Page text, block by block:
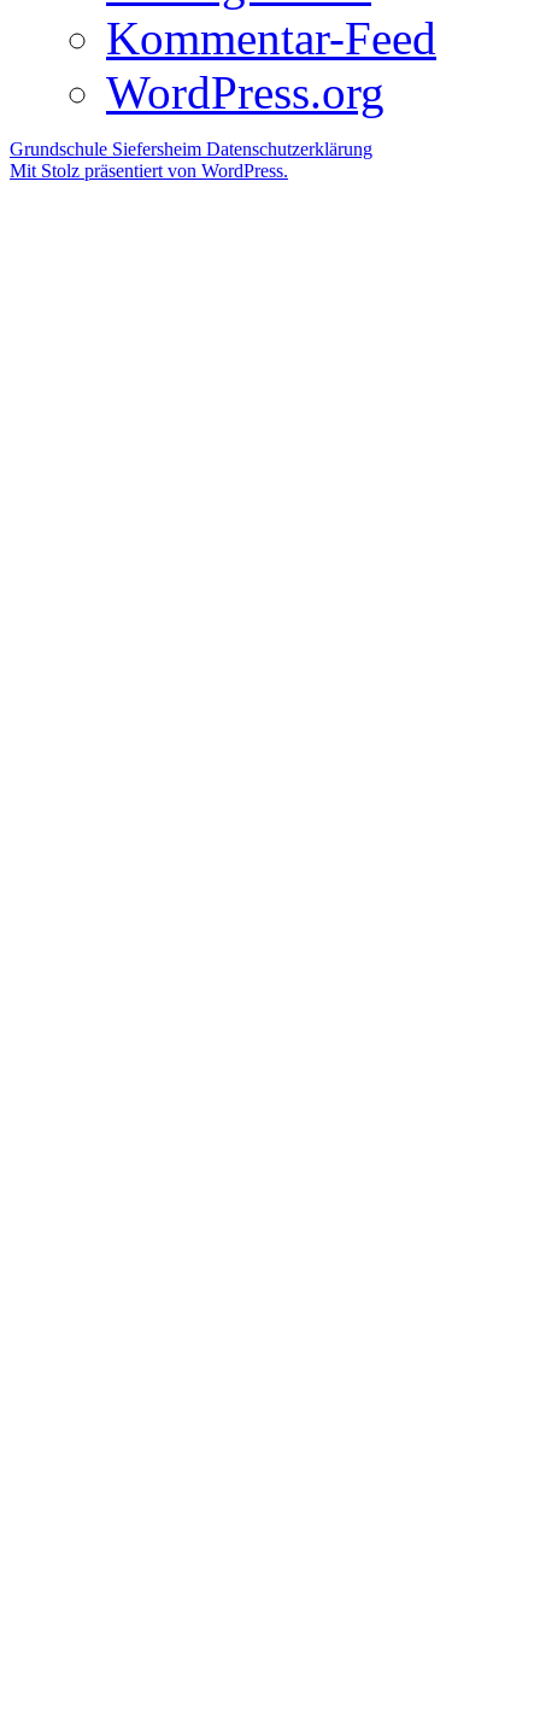
Kommentar-Feed
WordPress.org
Grundschule Siefersheim Datenschutzerklärung
Mit Stolz präsentiert von WordPress.